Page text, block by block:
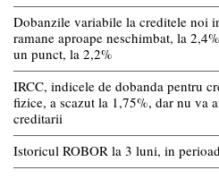
Dobanzile variabile la creditele noi
ramane aproape neschimbat, la
un punct, la 2,2%
IRCC, indicele de dobanda pentru
fizice, a scazut la 1,75%, dar nu va
creditarii
Istoricul ROBOR la 3 luni, in